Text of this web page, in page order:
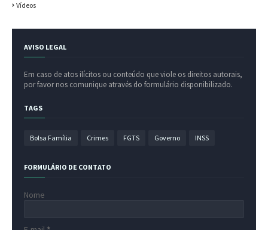
Vídeos
AVISO LEGAL
Em caso de atos ilícitos ou conteúdo que viole os direitos autorais,
por favor nos comunique através do formulário disponibilizado.
TAGS
Bolsa Família Crimes FGTS Governo INSS
FORMULÁRIO DE CONTATO
Nome